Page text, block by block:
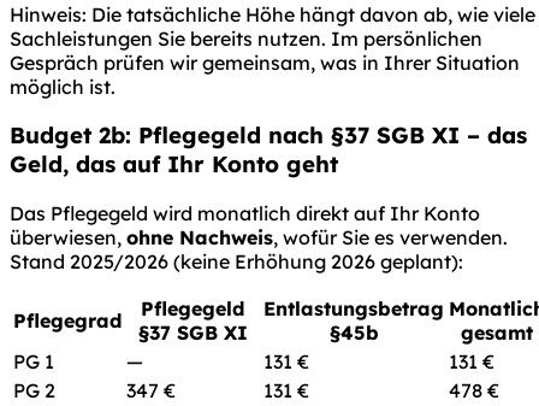
Hinweis: Die tatsächliche Höhe hängt davon ab, wie viele
Sachleistungen Sie bereits nutzen. Im persönlichen
Gespräch prüfen wir gemeinsam, was in Ihrer Situation
möglich ist.
Budget 2b: Pflegegeld nach §37 SGB XI – das
Geld, das auf Ihr Konto geht
Das Pflegegeld wird monatlich direkt auf Ihr Konto
überwiesen, ohne Nachweis, wofür Sie es verwenden.
Stand 2025/2026 (keine Erhöhung 2026 geplant):
Pflegegrad
Pflegegeld
§37 SGB XI
Entlastungsbetrag
§45b
gesamt
PG 1
— 131 €
131 €
PG 2
347 € 131 €
478 €